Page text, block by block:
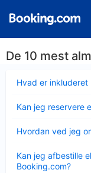
De 10 mest
Hvad er inkluderet
Kan jeg reservere
Hvordan ved jeg
Kan jeg afbestille
Booking.com?